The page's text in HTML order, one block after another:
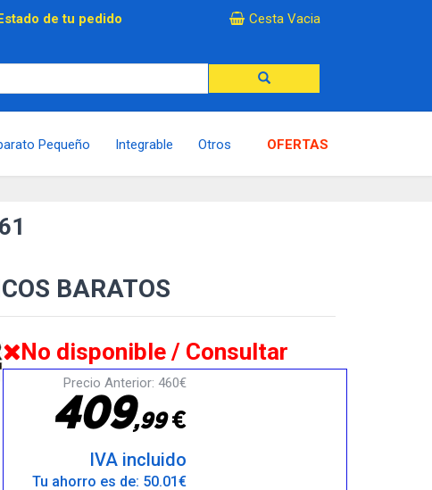
de tu pedido Cesta Vacia
Pequeño Integrable Otros OFERTAS
BARATOS
No disponible / Consultar
Precio Anterior: 460€
409,99€
IVA incluido
Tu ahorro es de: 50.01€